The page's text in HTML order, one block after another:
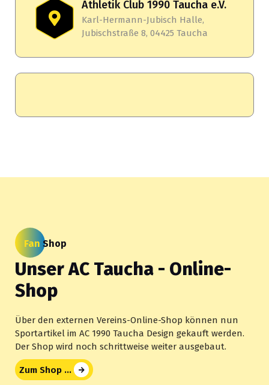
Athletik Club 1990 Taucha e.V.
Karl-Hermann-Jubisch Halle,
Jubischstraße 8, 04425 Taucha
Fan Shop
Unser AC Taucha - Online-
Shop
Über den externen Vereins-Online-Shop können nun
Sportartikel im AC 1990 Taucha Design gekauft werden.
Der Shop wird noch schrittweise weiter ausgebaut.
Zum Shop ...